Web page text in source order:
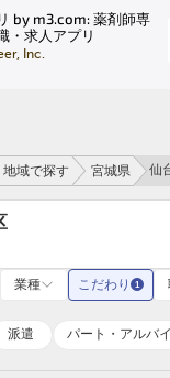
by m3.com: 薬剤師専
・求人アプリ
Inc.
地域で探す 宮城県 仙
業種 こだわり 1
派遣 パート・アルバ